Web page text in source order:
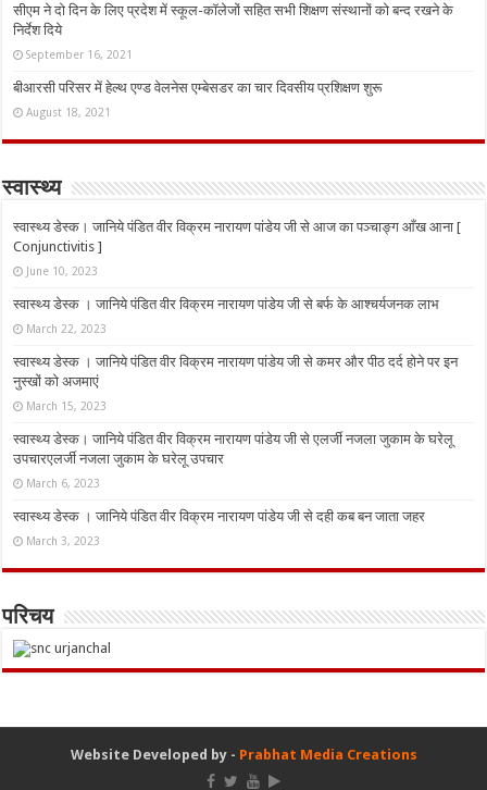
सीएम ने दो दिन के लिए प्रदेश में स्कूल-कॉलेजों सहित सभी शिक्षण संस्थानों को बन्द रखने के
निर्देश दिये
September 16, 2021
बीआरसी परिसर में हेल्थ एण्ड वेलनेस एम्बेसडर का चार दिवसीय प्रशिक्षण शुरू
August 18, 2021
स्वास्थ्य
स्वास्थ्य डेस्क। जानिये पंडित वीर विक्रम नारायण पांडेय जी से आज का पञ्चाङ्ग आँख आना [
Conjunctivitis ]
June 10, 2023
स्वास्थ्य डेस्क । जानिये पंडित वीर विक्रम नारायण पांडेय जी से बर्फ के आश्चर्यजनक लाभ
March 22, 2023
स्वास्थ्य डेस्क । जानिये पंडित वीर विक्रम नारायण पांडेय जी से कमर और पीठ दर्द होने पर इन
नुस्‍खों को अजमाएं
March 15, 2023
स्वास्थ्य डेस्क। जानिये पंडित वीर विक्रम नारायण पांडेय जी से एलर्जी नजला जुकाम के घरेलू
उपचारएलर्जी नजला जुकाम के घरेलू उपचार
March 6, 2023
स्वास्थ्य डेस्क । जानिये पंडित वीर विक्रम नारायण पांडेय जी से दही कब बन जाता जहर
March 3, 2023
परिचय
Website Developed by - Prabhat Media Creations